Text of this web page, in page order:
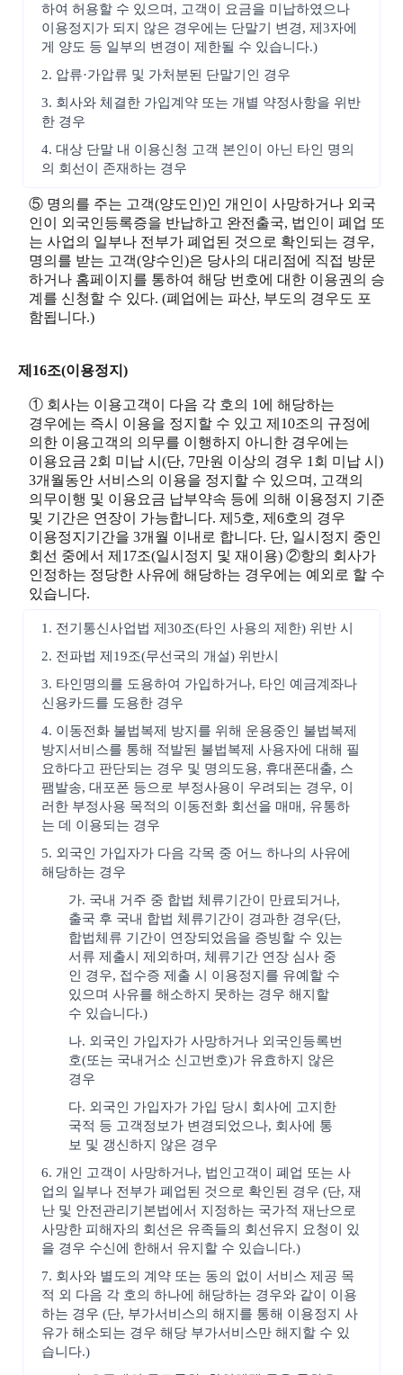
하여 허용할 수 있으며, 고객이 요금을 미납하였으나
이용정지가 되지 않은 경우에는 단말기 변경, 제3자에
게 양도 등 일부의 변경이 제한될 수 있습니다.)
2. 압류·가압류 및 가처분된 단말기인 경우
3. 회사와 체결한 가입계약 또는 개별 약정사항을 위반
한 경우
4. 대상 단말 내 이용신청 고객 본인이 아닌 타인 명의
의 회선이 존재하는 경우
⑤ 명의를 주는 고객(양도인)인 개인이 사망하거나 외국
인이 외국인등록증을 반납하고 완전출국, 법인이 폐업 또
는 사업의 일부나 전부가 폐업된 것으로 확인되는 경우,
명의를 받는 고객(양수인)은 당사의 대리점에 직접 방문
하거나 홈페이지를 통하여 해당 번호에 대한 이용권의 승
계를 신청할 수 있다. (폐업에는 파산, 부도의 경우도 포
함됩니다.)
제16조(이용정지)
① 회사는 이용고객이 다음 각 호의 1에 해당하는
경우에는 즉시 이용을 정지할 수 있고 제10조의 규정에
의한 이용고객의 의무를 이행하지 아니한 경우에는
이용요금 2회 미납 시(단, 7만원 이상의 경우 1회 미납 시)
3개월동안 서비스의 이용을 정지할 수 있으며, 고객의
의무이행 및 이용요금 납부약속 등에 의해 이용정지 기준
및 기간은 연장이 가능합니다. 제5호, 제6호의 경우
이용정지기간을 3개월 이내로 합니다. 단, 일시정지 중인
회선 중에서 제17조(일시정지 및 재이용) ②항의 회사가
인정하는 정당한 사유에 해당하는 경우에는 예외로 할 수
있습니다.
1. 전기통신사업법 제30조(타인 사용의 제한) 위반 시
2. 전파법 제19조(무선국의 개설) 위반시
3. 타인명의를 도용하여 가입하거나, 타인 예금계좌나
신용카드를 도용한 경우
4. 이동전화 불법복제 방지를 위해 운용중인 불법복제
방지서비스를 통해 적발된 불법복제 사용자에 대해 필
요하다고 판단되는 경우 및 명의도용, 휴대폰대출, 스
팸발송, 대포폰 등으로 부정사용이 우려되는 경우, 이
러한 부정사용 목적의 이동전화 회선을 매매, 유통하
는 데 이용되는 경우
5. 외국인 가입자가 다음 각목 중 어느 하나의 사유에
해당하는 경우
가. 국내 거주 중 합법 체류기간이 만료되거나,
출국 후 국내 합법 체류기간이 경과한 경우(단,
합법체류 기간이 연장되었음을 증빙할 수 있는
서류 제출시 제외하며, 체류기간 연장 심사 중
인 경우, 접수증 제출 시 이용정지를 유예할 수
있으며 사유를 해소하지 못하는 경우 해지할
수 있습니다.)
나. 외국인 가입자가 사망하거나 외국인등록번
호(또는 국내거소 신고번호)가 유효하지 않은
경우
다. 외국인 가입자가 가입 당시 회사에 고지한
국적 등 고객정보가 변경되었으나, 회사에 통
보 및 갱신하지 않은 경우
6. 개인 고객이 사망하거나, 법인고객이 폐업 또는 사
업의 일부나 전부가 폐업된 것으로 확인된 경우 (단, 재
난 및 안전관리기본법에서 지정하는 국가적 재난으로
사망한 피해자의 회선은 유족들의 회선유지 요청이 있
을 경우 수신에 한해서 유지할 수 있습니다.)
7. 회사와 별도의 계약 또는 동의 없이 서비스 제공 목
적 외 다음 각 호의 하나에 해당하는 경우와 같이 이용
하는 경우 (단, 부가서비스의 해지를 통해 이용정지 사
유가 해소되는 경우 해당 부가서비스만 해지할 수 있
습니다.)